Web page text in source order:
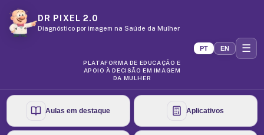
DR PIXEL 2.0
Diagnóstico por imagem na Saúde da Mulher
PLATAFORMA DE EDUCAÇÃO E
APOIO À DECISÃO EM IMAGEM
DA MULHER
PT EN ☰
Aulas em destaque Aplicativos